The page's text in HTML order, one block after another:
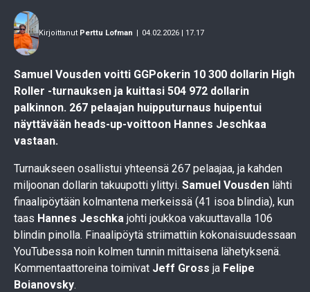
Kirjoittanut Perttu Lofman | 04.02.2026 | 17.17
Samuel Vousden voitti GGPokerin 10 300 dollarin High
Roller -turnauksen ja kuittasi 504 972 dollarin
palkinnon. 267 pelaajan huipputurnaus huipentui
näyttävään heads-up-voittoon Hannes Jeschkaa
vastaan.
Turnaukseen osallistui yhteensä 267 pelaajaa, ja kahden
miljoonan dollarin takuupotti ylittyi. Samuel Vousden lähti
finaalipöytään kolmantena merkeissä (41 isoa blindia), kun
taas Hannes Jeschka johti joukkoa vakuuttavalla 106
blindin pinolla. Finaalipöytä striimattiin kokonaisuudessaan
YouTubessa noin kolmen tunnin mittaisena lähetyksenä.
Kommentaattoreina toimivat Jeff Gross ja Felipe
Boianovsky.